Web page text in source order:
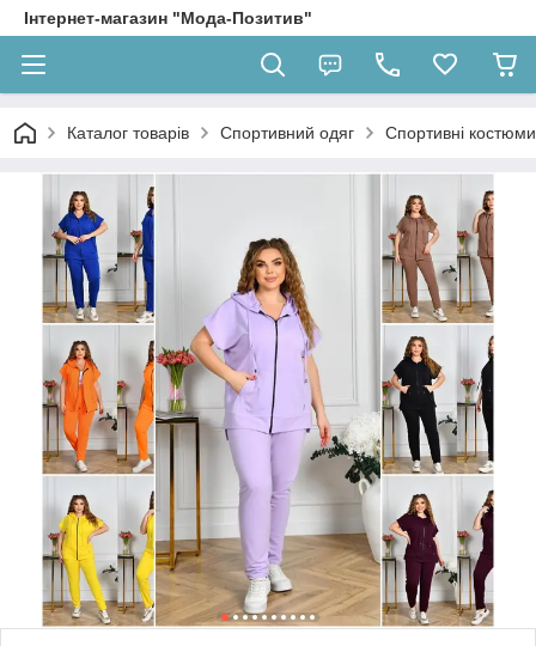
Інтернет-магазин "Мода-Позитив"
Каталог товарів Спортивний одяг Спортивні костюми